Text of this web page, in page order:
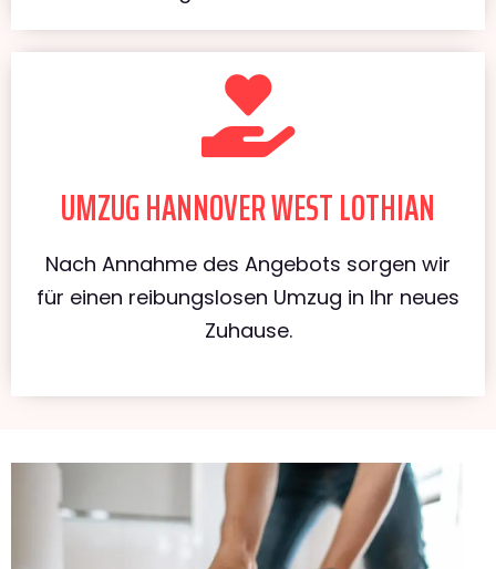
UMZUG HANNOVER WEST LOTHIAN
Nach Annahme des Angebots sorgen wir
für einen reibungslosen Umzug in Ihr neues
Zuhause.